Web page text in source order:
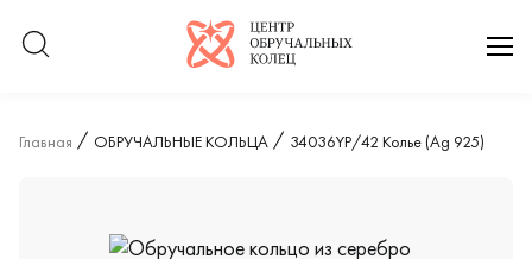
Логотип компании
Главная ОБРУЧАЛЬНЫЕ КОЛЬЦА 34036YP/42 Колье (Ag 925)